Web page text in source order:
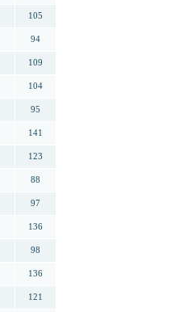
105
94
109
104
95
141
123
88
97
136
98
136
121